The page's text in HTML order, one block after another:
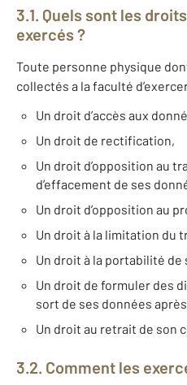
3.1. Quels sont les
exercés ?
Toute personne physique
collectés a la faculté
Un droit d’accès aux
Un droit de rectification,
Un droit d’opposition au
d’effacement de ses
Un droit d’opposition au
Un droit à la limitation du
Un droit à la portabilité de
Un droit de formuler des
sort de ses données
Un droit au retrait de son
3.2. Comment les